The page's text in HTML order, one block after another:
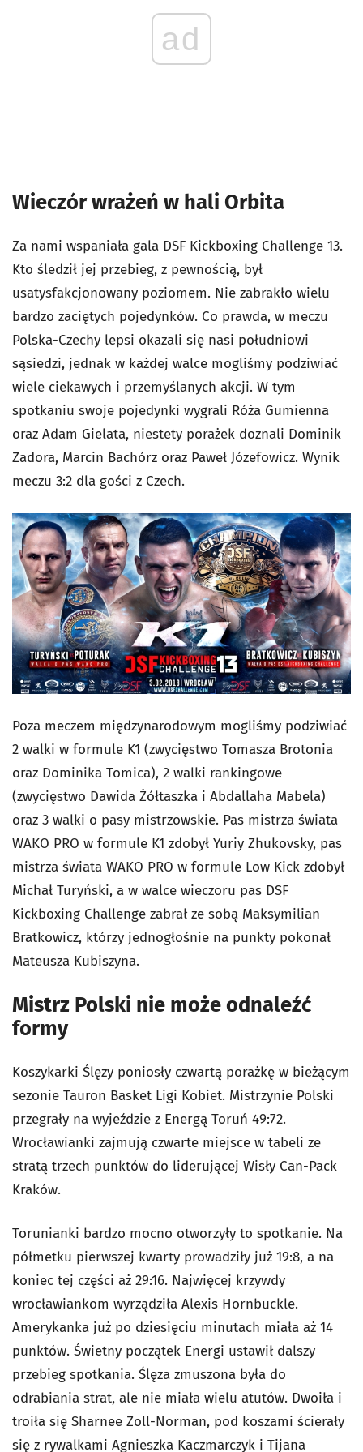
ad
Wieczór wrażeń w hali Orbita
Za nami wspaniała gala DSF Kickboxing Challenge 13.
Kto śledził jej przebieg, z pewnością, był
usatysfakcjonowany poziomem. Nie zabrakło wielu
bardzo zaciętych pojedynków. Co prawda, w meczu
Polska-Czechy lepsi okazali się nasi południowi
sąsiedzi, jednak w każdej walce mogliśmy podziwiać
wiele ciekawych i przemyślanych akcji. W tym
spotkaniu swoje pojedynki wygrali Róża Gumienna
oraz Adam Gielata, niestety porażek doznali Dominik
Zadora, Marcin Bachórz oraz Paweł Józefowicz. Wynik
meczu 3:2 dla gości z Czech.
Poza meczem międzynarodowym mogliśmy podziwiać
2 walki w formule K1 (zwycięstwo Tomasza Brotonia
oraz Dominika Tomica), 2 walki rankingowe
(zwycięstwo Dawida Żółtaszka i Abdallaha Mabela)
oraz 3 walki o pasy mistrzowskie. Pas mistrza świata
WAKO PRO w formule K1 zdobył Yuriy Zhukovsky, pas
mistrza świata WAKO PRO w formule Low Kick zdobył
Michał Turyński, a w walce wieczoru pas DSF
Kickboxing Challenge zabrał ze sobą Maksymilian
Bratkowicz, którzy jednogłośnie na punkty pokonał
Mateusza Kubiszyna.
Mistrz Polski nie może odnaleźć
formy
Koszykarki Ślęzy poniosły czwartą porażkę w bieżącym
sezonie Tauron Basket Ligi Kobiet. Mistrzynie Polski
przegrały na wyjeździe z Energą Toruń 49:72.
Wrocławianki zajmują czwarte miejsce w tabeli ze
stratą trzech punktów do liderującej Wisły Can-Pack
Kraków.
Torunianki bardzo mocno otworzyły to spotkanie. Na
półmetku pierwszej kwarty prowadziły już 19:8, a na
koniec tej części aż 29:16. Najwięcej krzywdy
wrocławiankom wyrządziła Alexis Hornbuckle.
Amerykanka już po dziesięciu minutach miała aż 14
punktów. Świetny początek Energi ustawił dalszy
przebieg spotkania. Ślęza zmuszona była do
odrabiania strat, ale nie miała wielu atutów. Dwoiła i
troiła się Sharnee Zoll-Norman, pod koszami ścierały
się z rywalkami Agnieszka Kaczmarczyk i Tijana